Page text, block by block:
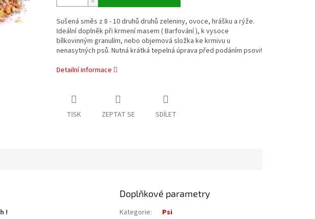
Sušená směs z 8 - 10 druhů druhů zeleniny, ovoce, hrášku a rýže.
Ideální doplněk při krmení masem ( Barfování ), k vysoce
bílkovinným granulím, nebo objemová složka ke krmivu u
nenasytných psů. Nutná krátká tepelná úprava před podáním psovi!
Detailní informace
TISK ZEPTAT SE SDÍLET
!
Doplňkové parametry
Kategorie:
Psi